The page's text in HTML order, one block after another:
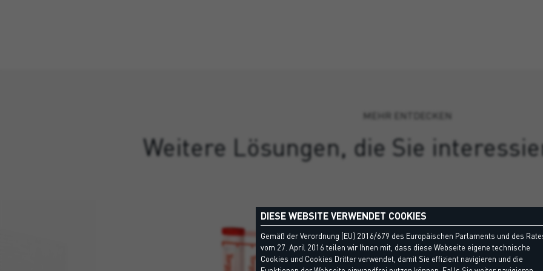
MEHR ENTDECKEN
Weitere Lösungen, die Sie
DIESE WEBSITE VERWENDET COOKIES
Gemäß der Verordnung (EU) 2016/679 des Europäischen Parlaments und des
vom 27. April 2016 teilen wir Ihnen mit, dass diese Webseite eigene technische
Cookies und Cookies Dritter verwendet, damit Sie effizient navigieren und die